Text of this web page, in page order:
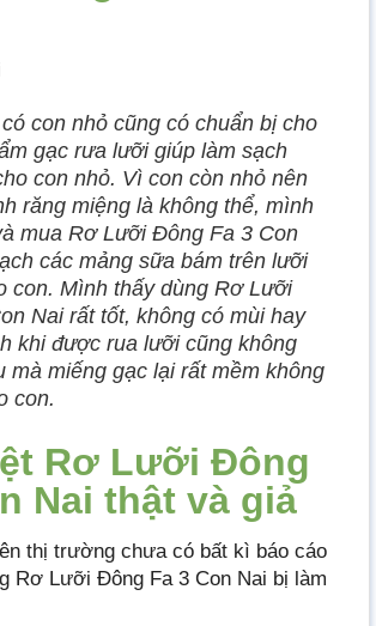
con nhỏ cũng có chuẩn bị cho
gạc rưa lưỡi giúp làm sạch
con nhỏ. Vì con còn nhỏ nên
răng miệng là không thể, mình
mua Rơ Lưỡi Đông Fa 3 Con
các mảng sữa bám trên lưỡi
con. Mình thấy dùng Rơ Lưỡi
Nai rất tốt, không có mùi hay
khi được rua lưỡi cũng không
mà miếng gạc lại rất mềm không
con.
Rơ Lưỡi Đông
Nai thật và giả
thị trường chưa có bất kì báo cáo
Rơ Lưỡi Đông Fa 3 Con Nai bị làm